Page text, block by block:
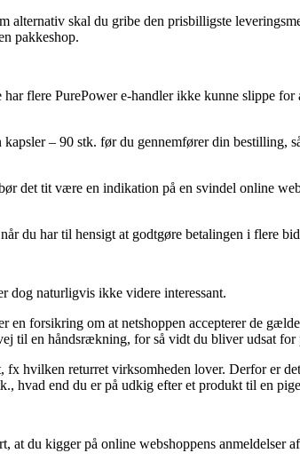
alternativ skal du gribe den prisbilligste
pakkeshop.
flere PurePower e-handler ikke kunne slippe
– 90 stk. før du gennemfører din bestilling,
det tit være en indikation på en svindel online
du har til hensigt at godtgøre betalingen i flere
dog naturligvis ikke videre interessant.
forsikring om at netshoppen accepterer de
til en håndsrækning, for så vidt du bliver udsat
hvilken returret virksomheden lover. Derfor er
hvad end du er på udkig efter et produkt til en
du kigger på online webshoppens anmeldelser